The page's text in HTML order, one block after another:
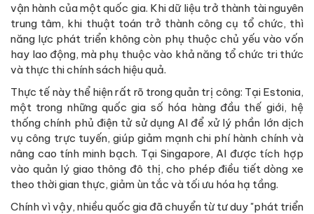
vận hành của một quốc gia. Khi dữ liệu trở thành tài nguyên
trung tâm, khi thuật toán trở thành công cụ tổ chức, thì
năng lực phát triển không còn phụ thuộc chủ yếu vào vốn
hay lao động, mà phụ thuộc vào khả năng tổ chức tri thức
và thực thi chính sách hiệu quả.
Thực tế này thể hiện rất rõ trong quản trị công: Tại Estonia,
một trong những quốc gia số hóa hàng đầu thế giới, hệ
thống chính phủ điện tử sử dụng AI để xử lý phần lớn dịch
vụ công trực tuyến, giúp giảm mạnh chi phí hành chính và
nâng cao tính minh bạch. Tại Singapore, AI được tích hợp
vào quản lý giao thông đô thị, cho phép điều tiết dòng xe
theo thời gian thực, giảm ùn tắc và tối ưu hóa hạ tầng.
Chính vì vậy, nhiều quốc gia đã chuyển từ tư duy "phát triển